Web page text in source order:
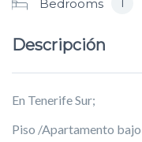
Bedrooms
Descripción
En Tenerife Sur;
Piso /Apartamento